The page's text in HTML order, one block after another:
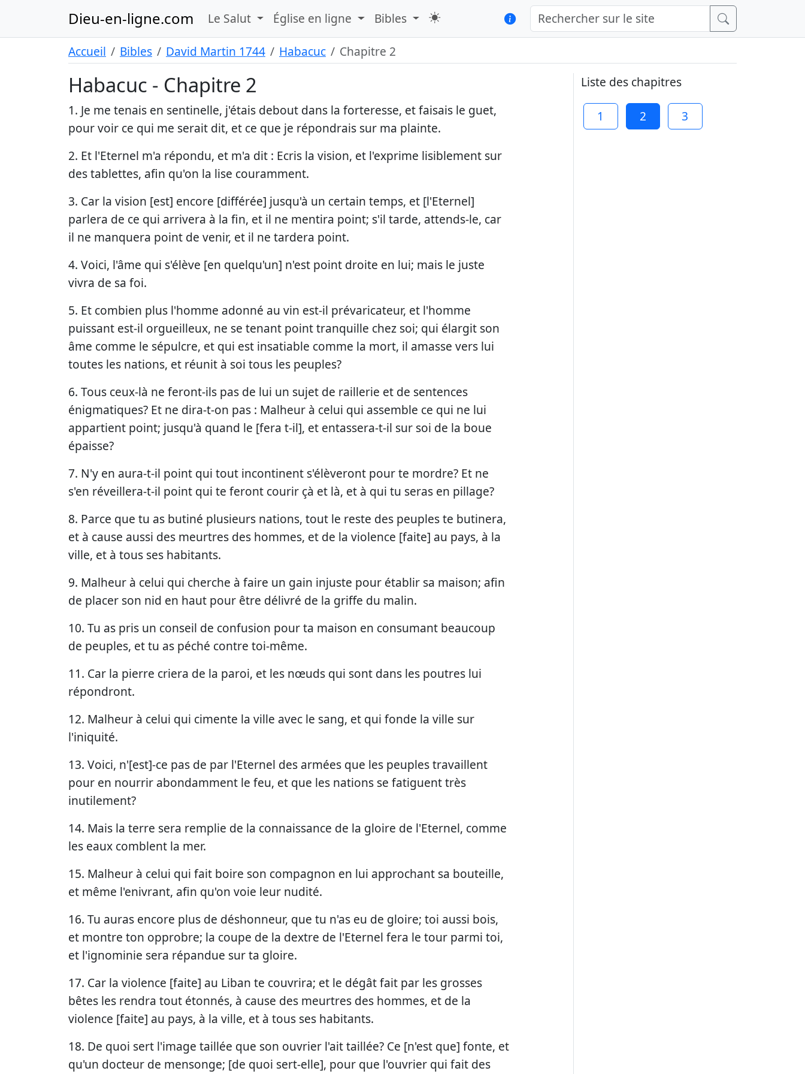
Dieu-en-ligne.com Le Salut Église en ligne Bibles
Accueil Bibles David Martin 1744 Habacuc Chapitre 2
Habacuc - Chapitre 2
1. Je me tenais en sentinelle, j'étais debout dans la forteresse, et faisais le guet,
pour voir ce qui me serait dit, et ce que je répondrais sur ma plainte.
2. Et l'Eternel m'a répondu, et m'a dit : Ecris la vision, et l'exprime lisiblement sur
des tablettes, afin qu'on la lise couramment.
3. Car la vision [est] encore [différée] jusqu'à un certain temps, et [l'Eternel]
parlera de ce qui arrivera à la fin, et il ne mentira point; s'il tarde, attends-le, car
il ne manquera point de venir, et il ne tardera point.
4. Voici, l'âme qui s'élève [en quelqu'un] n'est point droite en lui; mais le juste
vivra de sa foi.
5. Et combien plus l'homme adonné au vin est-il prévaricateur, et l'homme
puissant est-il orgueilleux, ne se tenant point tranquille chez soi; qui élargit son
âme comme le sépulcre, et qui est insatiable comme la mort, il amasse vers lui
toutes les nations, et réunit à soi tous les peuples?
6. Tous ceux-là ne feront-ils pas de lui un sujet de raillerie et de sentences
énigmatiques? Et ne dira-t-on pas : Malheur à celui qui assemble ce qui ne lui
appartient point; jusqu'à quand le [fera t-il], et entassera-t-il sur soi de la boue
épaisse?
7. N'y en aura-t-il point qui tout incontinent s'élèveront pour te mordre? Et ne
s'en réveillera-t-il point qui te feront courir çà et là, et à qui tu seras en pillage?
8. Parce que tu as butiné plusieurs nations, tout le reste des peuples te butinera,
et à cause aussi des meurtres des hommes, et de la violence [faite] au pays, à la
ville, et à tous ses habitants.
9. Malheur à celui qui cherche à faire un gain injuste pour établir sa maison; afin
de placer son nid en haut pour être délivré de la griffe du malin.
10. Tu as pris un conseil de confusion pour ta maison en consumant beaucoup
de peuples, et tu as péché contre toi-même.
11. Car la pierre criera de la paroi, et les nœuds qui sont dans les poutres lui
répondront.
12. Malheur à celui qui cimente la ville avec le sang, et qui fonde la ville sur
l'iniquité.
13. Voici, n'[est]-ce pas de par l'Eternel des armées que les peuples travaillent
pour en nourrir abondamment le feu, et que les nations se fatiguent très
inutilement?
14. Mais la terre sera remplie de la connaissance de la gloire de l'Eternel, comme
les eaux comblent la mer.
15. Malheur à celui qui fait boire son compagnon en lui approchant sa bouteille,
et même l'enivrant, afin qu'on voie leur nudité.
16. Tu auras encore plus de déshonneur, que tu n'as eu de gloire; toi aussi bois,
et montre ton opprobre; la coupe de la dextre de l'Eternel fera le tour parmi toi,
et l'ignominie sera répandue sur ta gloire.
17. Car la violence [faite] au Liban te couvrira; et le dégât fait par les grosses
bêtes les rendra tout étonnés, à cause des meurtres des hommes, et de la
violence [faite] au pays, à la ville, et à tous ses habitants.
18. De quoi sert l'image taillée que son ouvrier l'ait taillée? Ce [n'est que] fonte, et
qu'un docteur de mensonge; [de quoi sert-elle], pour que l'ouvrier qui fait des
Liste des chapitres
1 2 3